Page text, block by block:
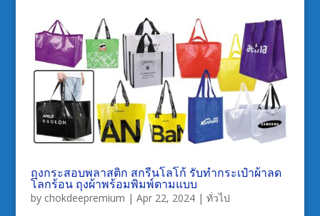
ถุงกระสอบพลาสติก สกรีนโลโก้ รับทำกระเป๋าผ้าลด
โลกร้อน ถุงผ้าพร้อมพิมพ์ตามแบบ
by chokdeepremium | Apr 22, 2024| ทั่วไป